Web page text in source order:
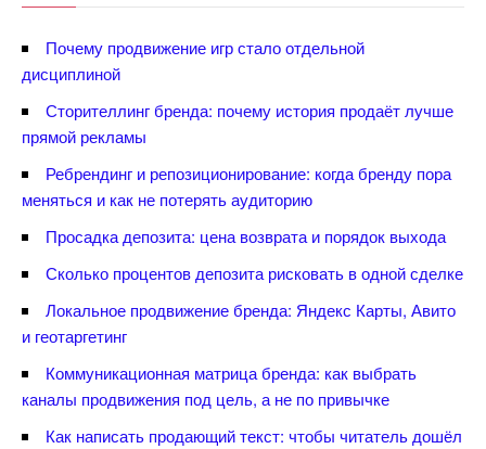
Почему продвижение игр стало отдельной
дисциплиной
Сторителлинг бренда: почему история продаёт лучше
прямой рекламы
Ребрендинг и репозиционирование: когда бренду пора
меняться и как не потерять аудиторию
Просадка депозита: цена возврата и порядок выхода
Сколько процентов депозита рисковать в одной сделке
Локальное продвижение бренда: Яндекс Карты, Авито
и геотаргетин
Коммуникационная матрица бренда: как выбрать
каналы продвижения под цель, а не по привычке
Как написать продающий текст: чтобы читатель дошёл